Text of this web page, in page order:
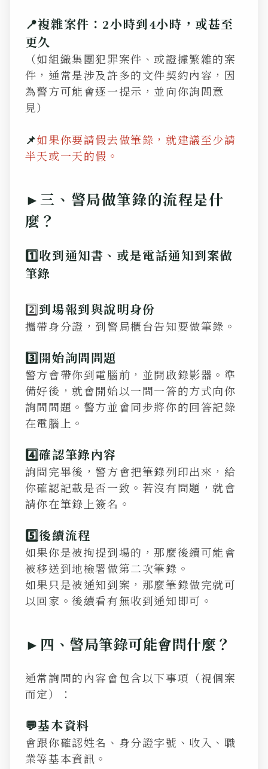
📍複雜案件：2小時到4小時，或甚至
更久
（如組織集團犯罪案件、或證據繁雜的案
件，通常是涉及許多的文件契約內容，因
為警方可能會逐一提示，並向你詢問意
見）
📌如果你要請假去做筆錄，就建議至少請
半天或一天的假。
►三、警局做筆錄的流程是什
麼？
1️⃣收到通知書、或是電話通知到案做
筆錄
2️⃣到場報到與說明身份
攜帶身分證，到警局櫃台告知要做筆錄。
3️⃣開始詢問問題
警方會帶你到電腦前，並開啟錄影器。準
備好後，就會開始以一問一答的方式向你
詢問問題。警方並會同步將你的回答記錄
在電腦上。
4️⃣確認筆錄內容
詢問完畢後，警方會把筆錄列印出來，給
你確認記載是否一致。若沒有問題，就會
請你在筆錄上簽名。
5️⃣後續流程
如果你是被拘提到場的，那麼後續可能會
被移送到地檢署做第二次筆錄。
如果只是被通知到案，那麼筆錄做完就可
以回家。後續看有無收到通知即可。
► 四、警局筆錄可能會問什麼？
通常詢問的內容會包含以下事項（視個案
而定）：
💬基本資料
會跟你確認姓名、身分證字號、收入、職
業等基本資訊。